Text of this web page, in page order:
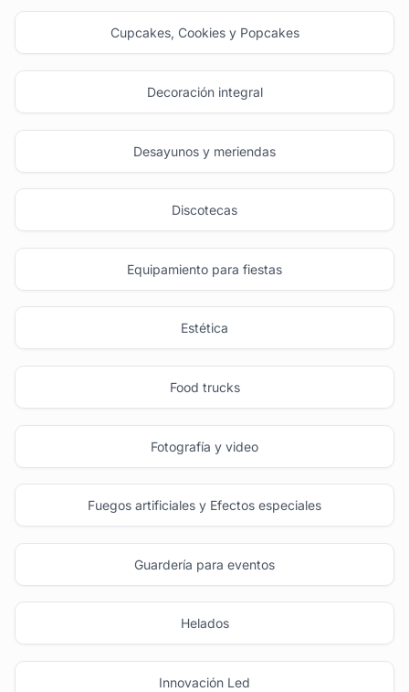
Cupcakes, Cookies y Popcakes
Decoración integral
Desayunos y meriendas
Discotecas
Equipamiento para fiestas
Estética
Food trucks
Fotografía y video
Fuegos artificiales y Efectos especiales
Guardería para eventos
Helados
Innovación Led